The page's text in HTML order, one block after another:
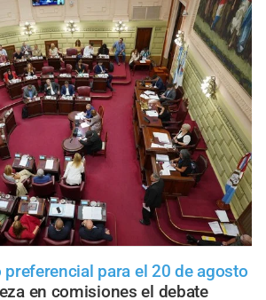
para el 20 de agosto
en comisiones el debate